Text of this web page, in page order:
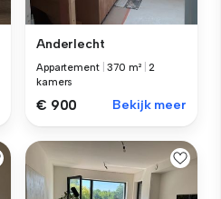
Anderlecht
Appartement |370 m² |2
kamers
€ 900 Bekijk meer